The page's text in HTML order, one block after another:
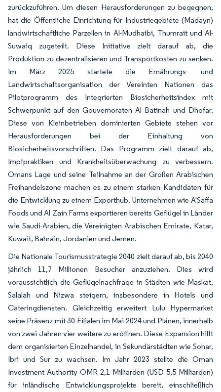
zurückzuführen. Um diesen Herausforderungen zu begegnen,
hat die Öffentliche Einrichtung für Industriegebiete (Madayn)
landwirtschaftliche Parzellen in Al-Mudhaibi, Thumrait und Al-
Suwaiq zugeteilt. Diese Initiative zielt darauf ab, die
Produktion zu dezentralisieren und Transportkosten zu senken.
Im März 2025 startete die Ernährungs- und
Landwirtschaftsorganisation der Vereinten Nationen das
Pilotprogramm des Integrierten Biosicherheitsindex mit
Schwerpunkt auf den Gouvernoraten Al Batinah und Dhofar.
Diese von Kleinbetrieben dominierten Gebiete stehen vor
Herausforderungen bei der Einhaltung von
Biosicherheitsvorschriften. Das Programm zielt darauf ab,
Impfpraktiken und Krankheitsüberwachung zu verbessern.
Omans Lage und seine Teilnahme an der Großen Arabischen
Freihandelszone machen es zu einem starken Kandidaten für
die Entwicklung zu einem Exporthub. Unternehmen wie A'Saffa
Foods und Al Zain Farms exportieren bereits Geflügel in Länder
wie Saudi-Arabien, die Vereinigten Arabischen Emirate, Katar,
Kuwait, Bahrain, Jordanien und Jemen.
Die Nationale Tourismusstrategie 2040 zielt darauf ab, bis 2040
jährlich 11,7 Millionen Besucher anzuziehen. Dies wird
voraussichtlich die Geflügelnachfrage in Städten wie Maskat,
Salalah und Nizwa steigern, insbesondere in Hotels und
Cateringdiensten. Gleichzeitig erweitert Lulu Hypermarket
seine Präsenz mit 30 Filialen im Mai 2024 und Plänen, innerhalb
von zwei Jahren vier weitere zu eröffnen. Diese Expansion hilft
dem organisierten Einzelhandel, in Sekundärstädten wie Sohar,
Ibri und Sur zu wachsen. Im Jahr 2023 stellte die Oman
Investment Authority OMR 2,1 Milliarden (USD 5,5 Milliarden)
für inländische Entwicklungsprojekte bereit, einschließlich